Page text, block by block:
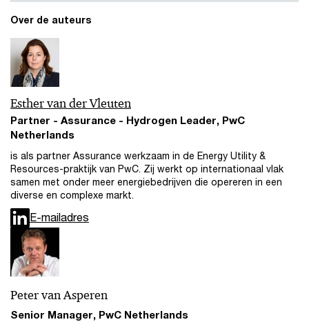
Over de auteurs
Esther van der Vleuten
Partner - Assurance - Hydrogen Leader, PwC
Netherlands
is als partner Assurance werkzaam in de Energy Utility &
Resources-praktijk van PwC. Zij werkt op internationaal vlak
samen met onder meer energiebedrijven die opereren in een
diverse en complexe markt.
E-mailadres
Peter van Asperen
Senior Manager, PwC Netherlands